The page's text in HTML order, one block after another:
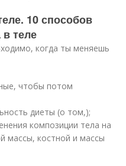
10 способов
теле
когда ты меняешь
чтобы потом
диеты (о том,);
композиции тела на
массы, костной и массы